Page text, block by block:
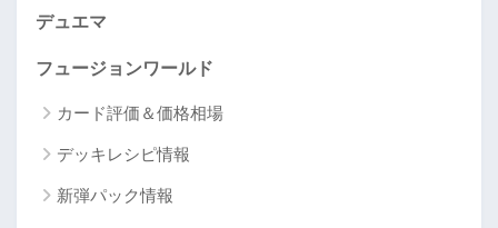
デュエマ
フュージョンワールド
カード評価＆価格相場
デッキレシピ情報
新弾パック情報